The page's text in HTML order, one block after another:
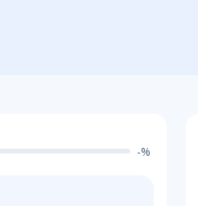
-%